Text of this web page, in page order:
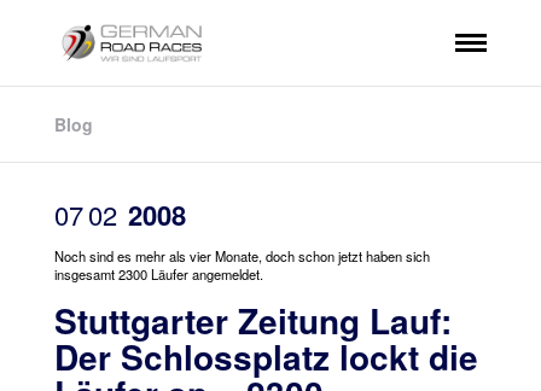
Blog
0702 2008
Noch sind es mehr als vier Monate, doch schon jetzt haben sich
insgesamt 2300 Läufer angemeldet.
Stuttgarter Zeitung Lauf:
Der Schlossplatz lockt die